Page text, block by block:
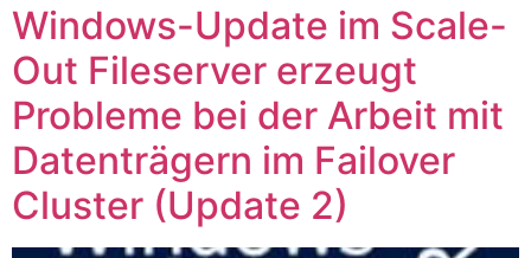
Windows-Update im Scale-
Out Fileserver erzeugt
Probleme bei der Arbeit mit
Datenträgern im Failover
Cluster (Update 2)